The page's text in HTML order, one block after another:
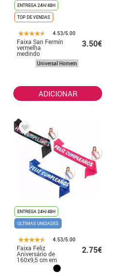
ENTREGA 24H/48H
TOP DE VENDAS
4.53/5.00
Faixa San Fermín
vermelha
medindo
196x15,5 cm
3.50€
Universal Homem
ADICIONAR
ENTREGA 24H/48H
ÚLTIMAS UNIDADES
4.53/5.00
Faixa Feliz
Aniversário de
160x9,5 cm em
várias cores
2.75€